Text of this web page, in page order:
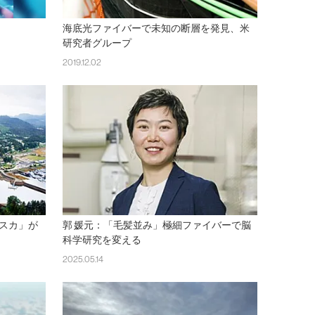
海底光ファイバーで未知の断層を発見、米
研究者グループ
2019.12.02
カ」が
郭 媛元：「毛髪並み」極細ファイバーで脳
科学研究を変える
2025.05.14